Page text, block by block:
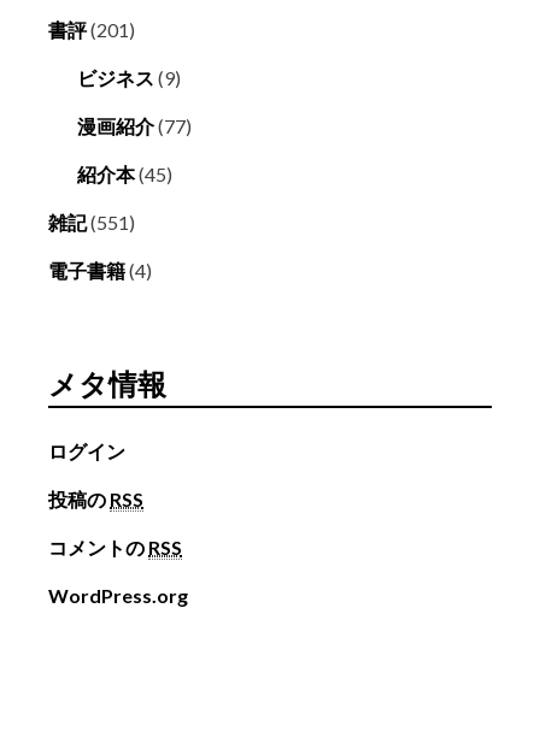
書評(201)
ビジネス (9)
漫画紹介(77)
紹介本(45)
雑記(551)
電子書籍(4)
メタ情報
ログイン
投稿の RSS
コメントの RSS
WordPress.org